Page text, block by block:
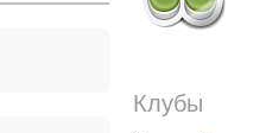
Клубы